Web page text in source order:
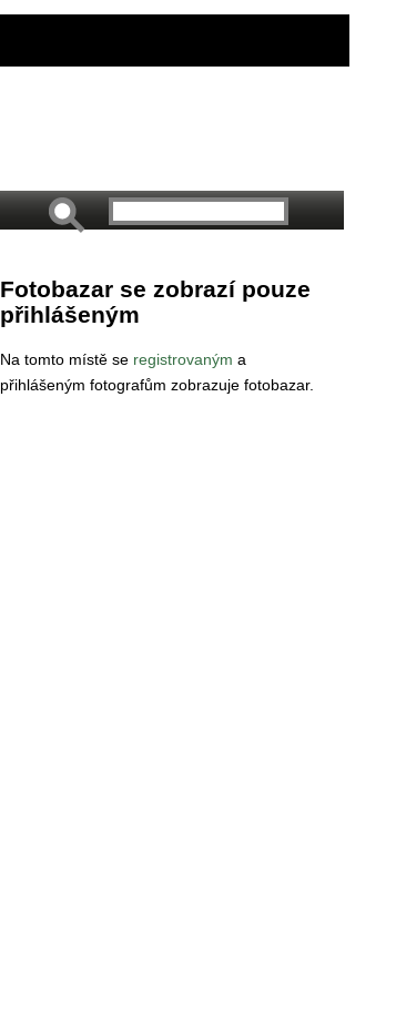
Fotobazar se zobrazí pouze
přihlášeným
Na tomto místě se registrovaným a
přihlášeným fotografům zobrazuje fotobazar.